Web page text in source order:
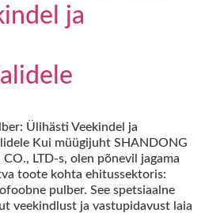
ja
Ülihästi Veekindel ja
Kui müügijuht SHANDONG
LTD-s, olen põnevil jagama
toote kohta ehitussektoris:
pulber. See spetsiaalne
veekindlust ja vastupidavust laia